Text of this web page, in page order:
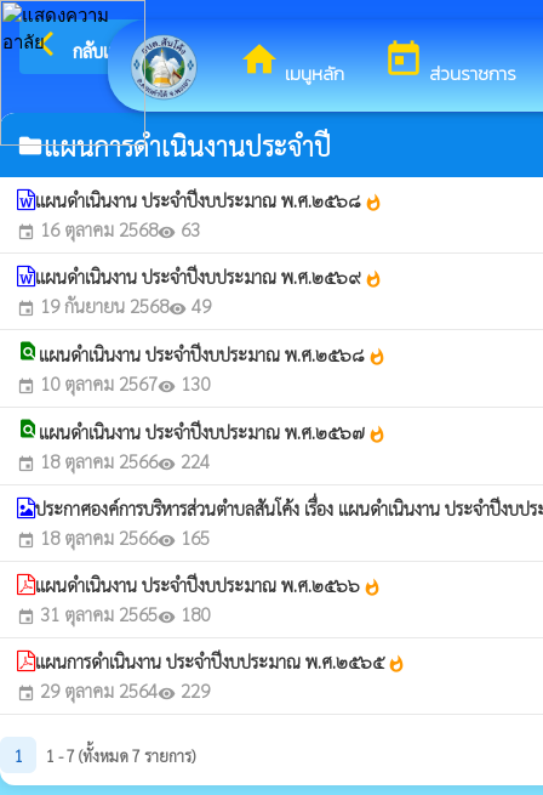
homeเมนูหลัก todayส่วนราชการ
arrow_back_ios กลับเมนูหลัก
folderแผนการดำเนินงานประจำปี
แผนดำเนินงาน ประจำปีงบประมาณ พ.ศ.๒๕๖๘ whatshot
event 16 ตุลาคม 2568visibility 63
แผนดำเนินงาน ประจำปีงบประมาณ พ.ศ.๒๕๖๙ whatshot
event 19 กันยายน 2568visibility 49
find_in_page แผนดำเนินงาน ประจำปีงบประมาณ พ.ศ.๒๕๖๘ whatshot
event 10 ตุลาคม 2567visibility 130
find_in_page แผนดำเนินงาน ประจำปีงบประมาณ พ.ศ.๒๕๖๗ whatshot
event 18 ตุลาคม 2566visibility 224
ประกาศองค์การบริหารส่วนตำบลสันโค้ง เรื่อง แผนดำเนินงาน ประจำปีง
event 18 ตุลาคม 2566visibility 165
แผนดำเนินงาน ประจำปีงบประมาณ พ.ศ.๒๕๖๖ whatshot
event 31 ตุลาคม 2565visibility 180
แผนการดำเนินงาน ประจำปีงบประมาณ พ.ศ.๒๕๖๕whatshot
event 29 ตุลาคม 2564visibility 229
1 1 - 7 (ทั้งหมด 7 รายการ)